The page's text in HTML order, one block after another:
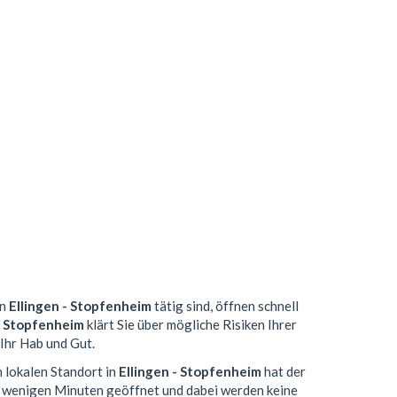
Ellingen - Stopfenheim tätig sind, öffnen schnell
Stopfenheim klärt Sie über mögliche Risiken Ihrer
Hab und Gut.
lokalen Standort in Ellingen - Stopfenheim hat der
Minuten geöffnet und dabei werden keine